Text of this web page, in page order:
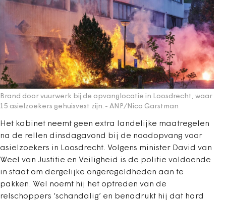
Brand door vuurwerk bij de opvanglocatie in Loosdrecht, waar
15 asielzoekers gehuisvest zijn. - ANP/Nico Garstman
Het kabinet neemt geen extra landelijke maatregelen
na de rellen dinsdagavond bij de noodopvang voor
asielzoekers in Loosdrecht. Volgens minister David van
Weel van Justitie en Veiligheid is de politie voldoende
in staat om dergelijke ongeregeldheden aan te
pakken. Wel noemt hij het optreden van de
relschoppers ‘schandalig’ en benadrukt hij dat hard